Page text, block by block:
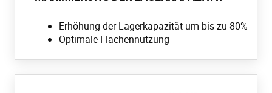
Erhöhung der Lagerkapazität um bis zu 80%
Optimale Flächennutzung